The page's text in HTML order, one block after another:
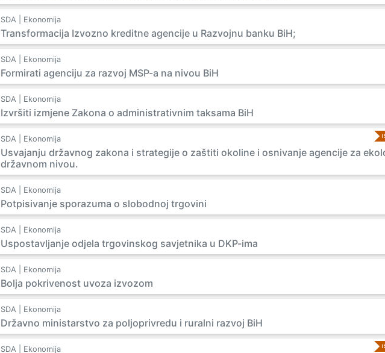
SDA | Ekonomija
Transformacija Izvozno kreditne agencije u Razvojnu banku BiH;
SDA | Ekonomija
Formirati agenciju za razvoj MSP-a na nivou BiH
SDA | Ekonomija
Izvršiti izmjene Zakona o administrativnim taksama BiH
SDA | Ekonomija
Usvajanju državnog zakona i strategije o zaštiti okoline i osnivanje agencije za
državnom nivou.
SDA | Ekonomija
Potpisivanje sporazuma o slobodnoj trgovini
SDA | Ekonomija
Uspostavljanje odjela trgovinskog savjetnika u DKP-ima
SDA | Ekonomija
Bolja pokrivenost uvoza izvozom
SDA | Ekonomija
Državno ministarstvo za poljoprivredu i ruralni razvoj BiH
SDA | Ekonomija